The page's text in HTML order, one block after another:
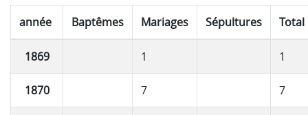
année Baptêmes Mariages Sépultures Total
1869 1 1
1870 7 7